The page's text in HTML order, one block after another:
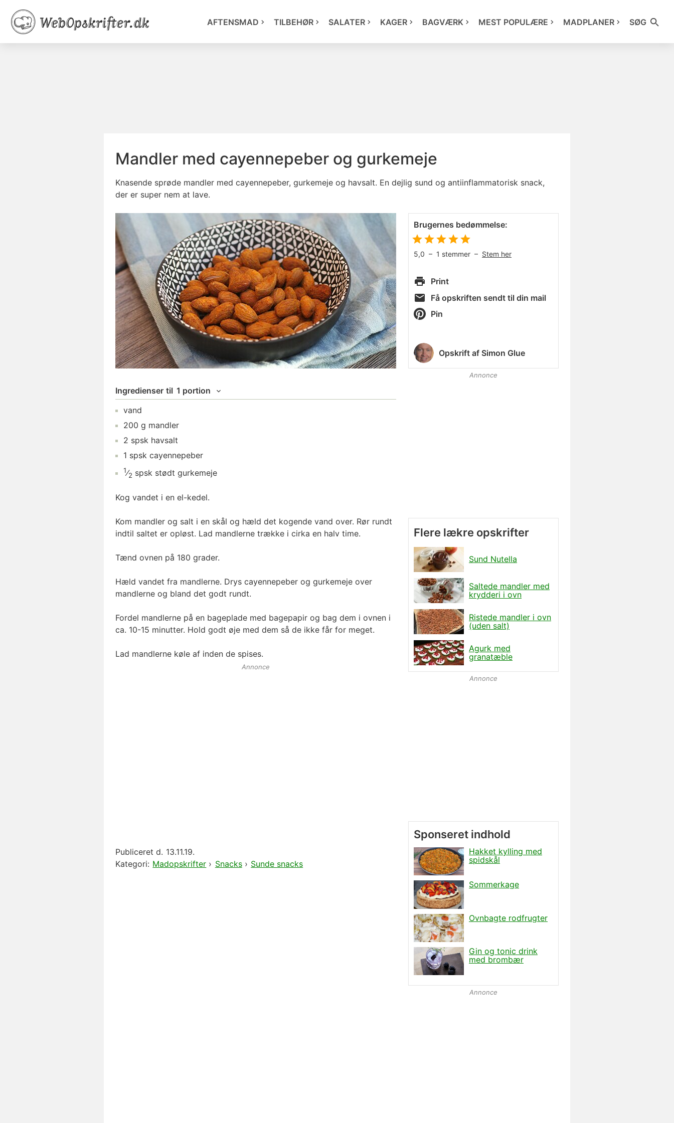
AFTENSMAD TILBEHØR SALATER KAGER BAGVÆRK MEST POPULÆRE MADPLANER SØG
Mandler med cayennepeber og gurkemeje
Knasende sprøde mandler med cayennepeber, gurkemeje og havsalt. En dejlig sund og antiinflammatorisk snack,
der er super nem at lave.
Ingredienser til 1 portion
vand
200 g mandler
2 spsk havsalt
1 spsk cayennepeber
1⁄2 spsk stødt gurkemeje
Kog vandet i en el-kedel.
Kom mandler og salt i en skål og hæld det kogende vand over. Rør rundt
indtil saltet er opløst. Lad mandlerne trække i cirka en halv time.
Tænd ovnen på 180 grader.
Hæld vandet fra mandlerne. Drys cayennepeber og gurkemeje over
mandlerne og bland det godt rundt.
Fordel mandlerne på en bageplade med bagepapir og bag dem i ovnen i
ca. 10-15 minutter. Hold godt øje med dem så de ikke får for meget.
Lad mandlerne køle af inden de spises.
Annonce
Publiceret d. 13.11.19.
Kategori: Madopskrifter › Snacks› Sunde snacks
Brugernes bedømmelse:
5,0 – 1 stemmer – Stem her
Print
Få opskriften sendt til din mail
Pin
Opskrift af Simon Glue
Annonce
Flere lækre opskrifter
Sund Nutella
Saltede mandler med
krydderi i ovn
Ristede mandler i ovn
(uden salt)
Agurk med
granatæble
Annonce
Annonce